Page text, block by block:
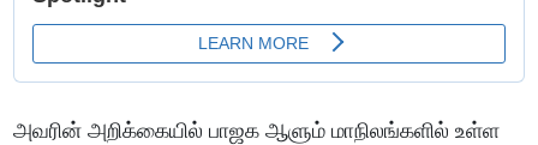
அவரின் அறிக்கையில் பாஜக ஆளும் மாநிலங்களில் உள்ள